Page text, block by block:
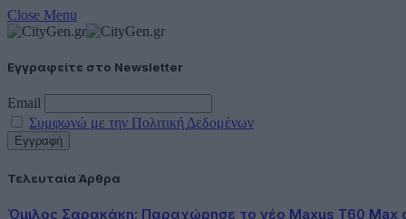
Close Menu
Εγγραφείτε στο Newsletter
Email
Συμφωνώ με την Πολιτική Δεδομένων
Τελευταία Άρθρα
Όμιλος Σαρακάκη: Παραχώρησε το νέο Maxus T60 Max